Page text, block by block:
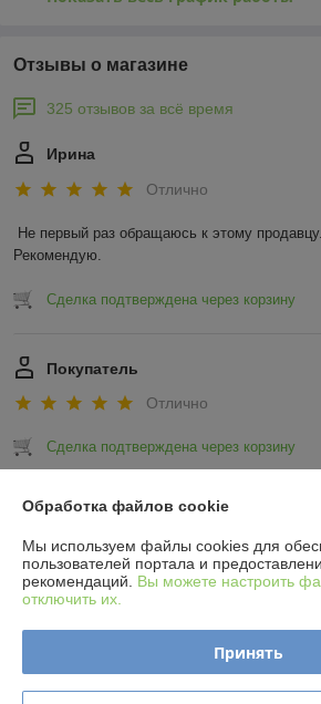
Отзывы о магазине
325 отзывов за всё время
Ирина
Отлично
Не первый раз обращаюсь к этому продавцу.
Рекомендую.
Сделка подтверждена через корзину
Покупатель
Отлично
Сделка подтверждена через корзину
Показать все отзывы
О нас
Контакты
Доставка и оплата
Обработка файлов cookie
Мы используем файлы cookies для
пользователей портала и
рекомендаций. Вы можете настроить
отключить их.
Принять